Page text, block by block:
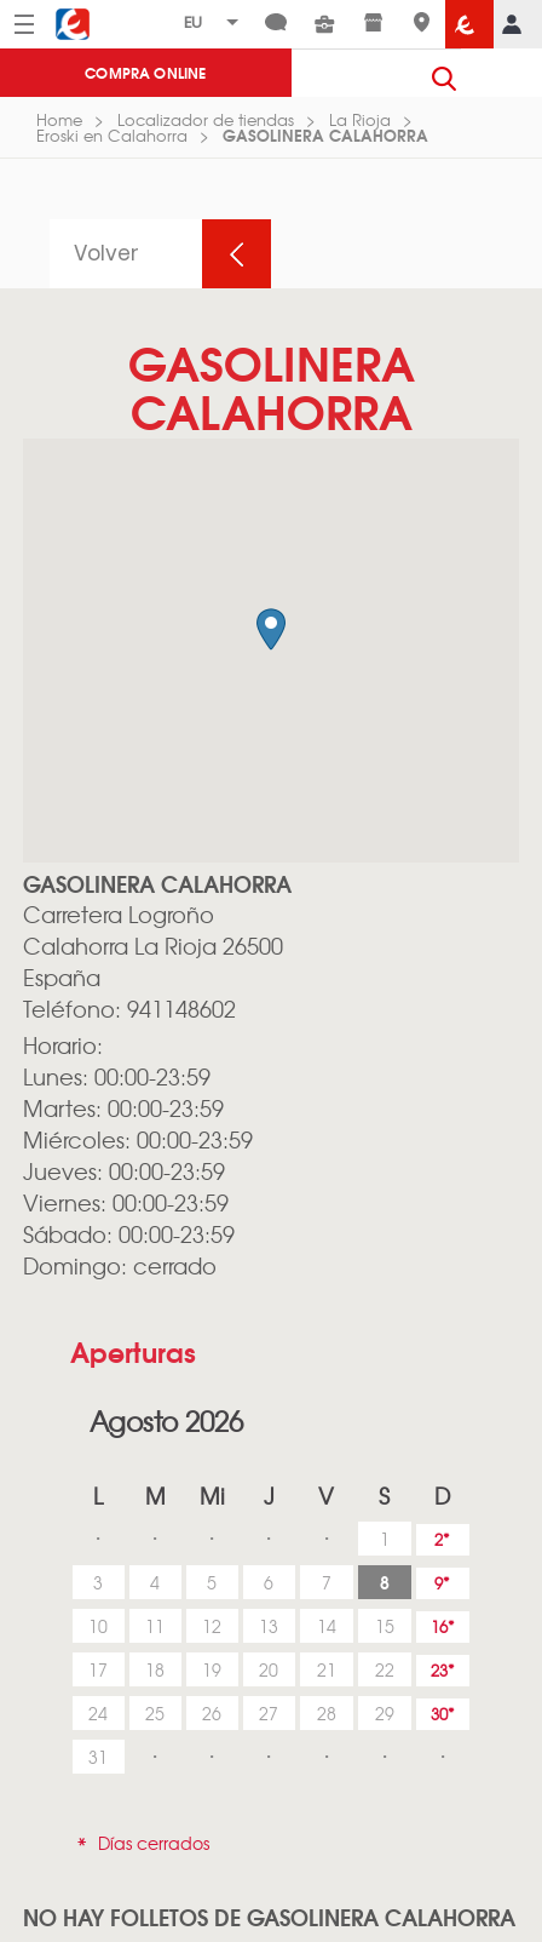
Menú Eroski
COMPRA ONLINE
Home Localizador de tiendas La Rioja
Eroski en Calahorra GASOLINERA CALAHORRA
Volver
GASOLINERA
CALAHORRA
GASOLINERA CALAHORRA
Carretera Logroño
Calahorra La Rioja 26500
España
Teléfono: 941148602
Horario:
Lunes: 00:00-23:59
Martes: 00:00-23:59
Miércoles: 00:00-23:59
Jueves: 00:00-23:59
Viernes: 00:00-23:59
Sábado: 00:00-23:59
Domingo: cerrado
Aperturas
Agosto 2026
L M Mi J V S D
1 2
3 4 5 6 7 8 9
10 11 12 13 14 15 16
17 18 19 20 21 22 23
24 25 26 27 28 29 30
31
* Días cerrados
NO HAY FOLLETOS DE GASOLINERA CALAHORRA